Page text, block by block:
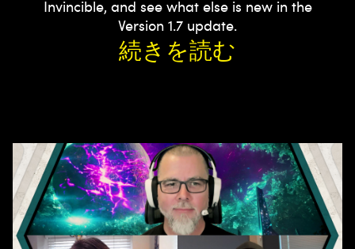
Invincible, and see what else is new in the
Version 1.7 update.
続きを読む